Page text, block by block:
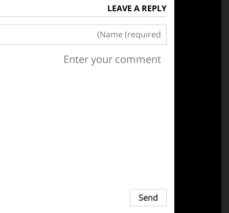
LEAVE A REPLY